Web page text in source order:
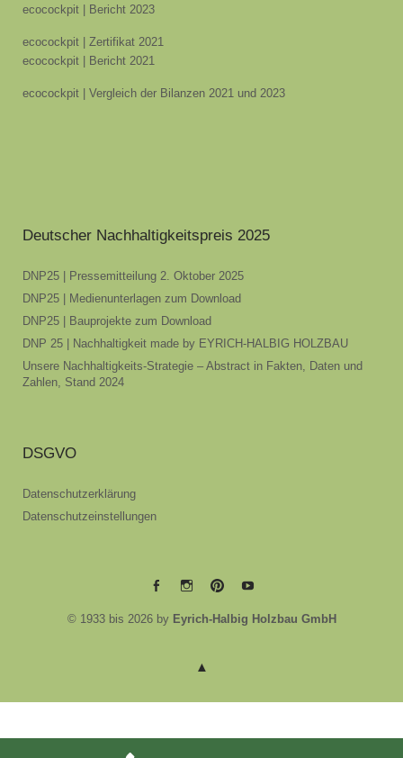
ecocockpit | Bericht 2023
ecocockpit | Zertifikat 2021
ecocockpit | Bericht 2021
ecocockpit | Vergleich der Bilanzen 2021 und 2023
Deutscher Nachhaltigkeitspreis 2025
DNP25 | Pressemitteilung 2. Oktober 2025
DNP25 | Medienunterlagen zum Download
DNP25 | Bauprojekte zum Download
DNP 25 | Nachhaltigkeit made by EYRICH-HALBIG HOLZBAU
Unsere Nachhaltigkeits-Strategie – Abstract in Fakten, Daten und
Zahlen, Stand 2024
DSGVO
Datenschutzerklärung
Datenschutzeinstellungen
EYRICH-EYRICH-EYRICH-EYRICH-
© 1933 bis 2026 by Eyrich-Halbig Holzbau GmbH